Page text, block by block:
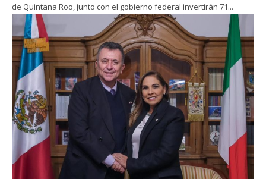
de Quintana Roo, junto con el gobierno federal invertirán 71...